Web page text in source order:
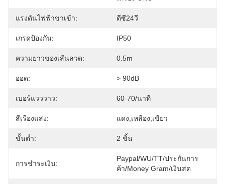
แรงดันไฟฟ้าขาเข้า: ดีซี24วี
เกรดป้องกัน: IP50
ความยาวของเส้นลวด: 0.5m
ออด: > 90dB
เบอร์แวววาว: 60-70/นาที
สีเรืองแสง: แดง,เหลือง,เขียว
ขั้นต่ำ: 2 ชิ้น
การชำระเงิน:
Paypal/WU/TT/ประกันการ
ค้า/Money Gram/เงินสด